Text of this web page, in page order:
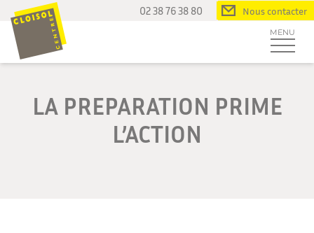
Passer
au
contenu
02 38 76 38 80 Nous contacter
MENU
LA PREPARATION PRIME
L’ACTION